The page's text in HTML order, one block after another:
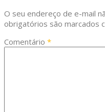
O seu endereço de e-mail
obrigatórios são marcados
Comentário *